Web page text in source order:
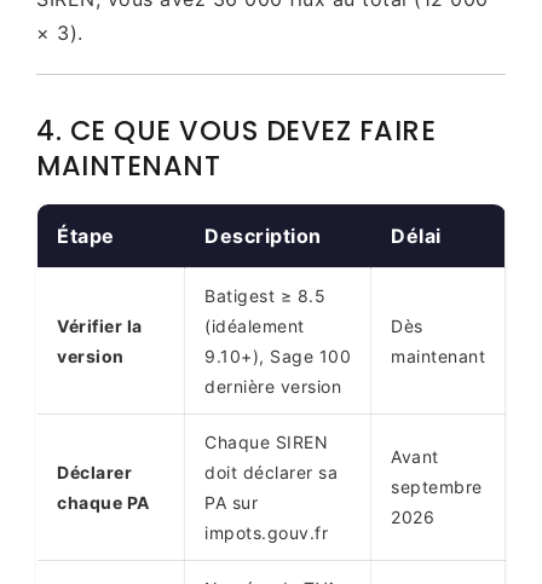
× 3).
4. CE QUE VOUS DEVEZ FAIRE
MAINTENANT
Étape Description Délai
Vérifier la
version
Batigest ≥ 8.5
(idéalement
9.10+), Sage 100
dernière version
Dès
maintenant
Déclarer
chaque PA
Chaque SIREN
doit déclarer sa
PA sur
impots.gouv.fr
Avant
septembre
2026